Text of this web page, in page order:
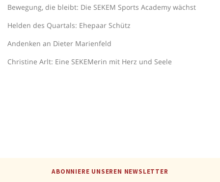
Bewegung, die bleibt: Die SEKEM Sports Academy wächst
Helden des Quartals: Ehepaar Schütz
Andenken an Dieter Marienfeld
Christine Arlt: Eine SEKEMerin mit Herz und Seele
ABONNIERE UNSEREN NEWSLETTER